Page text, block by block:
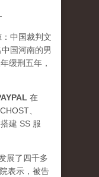
中国裁判文
国河南的男
缓刑五年，
在
、
建 SS 服
展了四千多
表示，被告